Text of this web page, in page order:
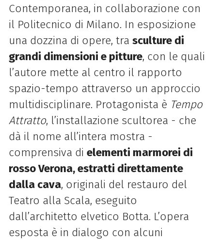
Contemporanea, in collaborazione con
il Politecnico di Milano. In esposizione
una dozzina di opere, tra sculture di
grandi dimensioni e pitture, con le quali
l’autore mette al centro il rapporto
spazio-tempo attraverso un approccio
multidisciplinare. Protagonista è Tempo
Attratto, l’installazione scultorea - che
dà il nome all’intera mostra -
comprensiva di elementi marmorei di
rosso Verona, estratti direttamente
dalla cava, originali del restauro del
Teatro alla Scala, eseguito
dall’architetto elvetico Botta. L’opera
esposta è in dialogo con alcuni